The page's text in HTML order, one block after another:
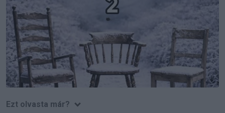
Ezt olvasta már?